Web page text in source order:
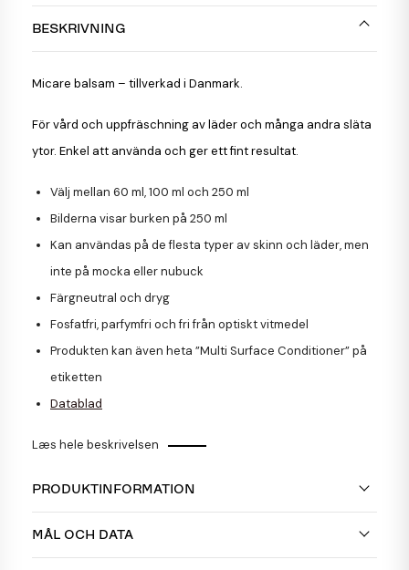
BESKRIVNING
Micare balsam – tillverkad i Danmark.
För vård och uppfräschning av läder och många andra släta
ytor. Enkel att använda och ger ett fint resultat.
Välj mellan 60 ml, 100 ml och 250 ml
Bilderna visar burken på 250 ml
Kan användas på de flesta typer av skinn och läder, men
inte på mocka eller nubuck
Färgneutral och dryg
Fosfatfri, parfymfri och fri från optiskt vitmedel
Produkten kan även heta ”Multi Surface Conditioner” på
etiketten
Datablad
Læs hele beskrivelsen
PRODUKTINFORMATION
MÅL OCH DATA